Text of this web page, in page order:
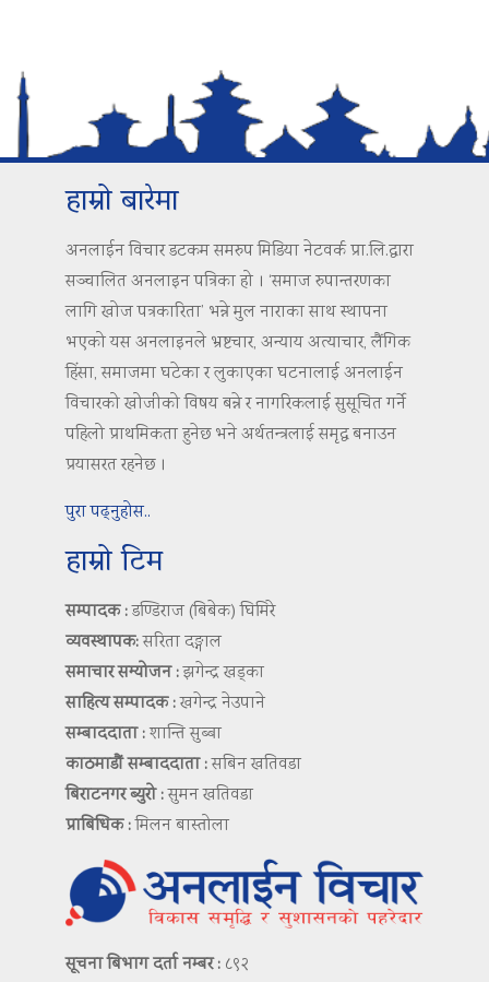
हाम्रो बारेमा
अनलाईन विचार डटकम समरुप मिडिया नेटवर्क प्रा.लि.द्वारा
सञ्चालित अनलाइन पत्रिका हो । ‘समाज रुपान्तरणका
लागि खोज पत्रकारिता’ भन्ने मुल नाराका साथ स्थापना
भएको यस अनलाइनले भ्रष्टचार, अन्याय अत्याचार, लैंगिक
हिंसा, समाजमा घटेका र लुकाएका घटनालाई अनलाईन
विचारको खोजीको विषय बन्ने र नागरिकलाई सुसूचित गर्ने
पहिलो प्राथमिकता हुनेछ भने अर्थतन्त्रलाई समृद्ध बनाउन
प्रयासरत रहनेछ ।
पुरा पढ्नुहोस..
हाम्रो टिम
सम्पादक :डण्डिराज (बिबेक) घिमिरे
व्यवस्थापक:सरिता दङ्गाल
समाचार सम्योजन :झगेन्द्र खड्का
साहित्य सम्पादक :खगेन्द्र नेउपाने
सम्बाददाता :शान्ति सुब्बा
काठमाडौं सम्बाददाता :सबिन खतिवडा
बिराटनगर ब्युरो :सुमन खतिवडा
प्राबिधिक :मिलन बास्तोला
सूचना बिभाग दर्ता नम्बर : ८९२